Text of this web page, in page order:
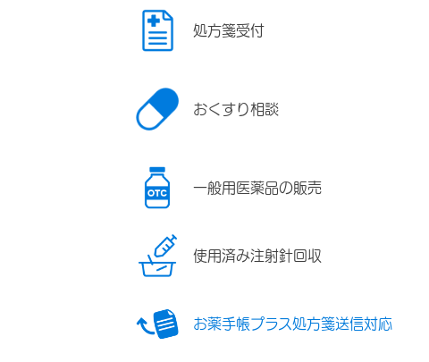
処方箋受付
おくすり相談
一般用医薬品の販売
使用済み注射針回収
お薬手帳プラス処方箋送信対応